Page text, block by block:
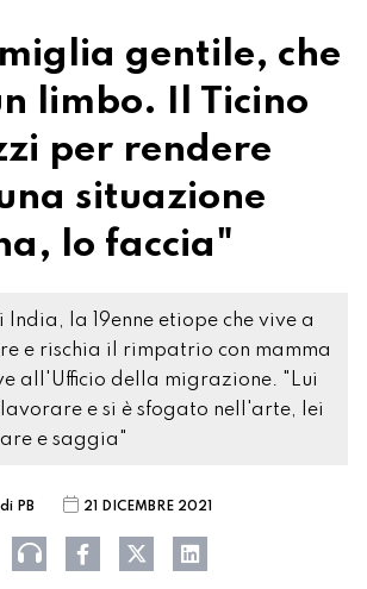
gentile, che
limbo. Il Ticino
per rendere
situazione
lo faccia"
India, la 19enne etiope che vive a
e rischia il rimpatrio con mamma
all'Ufficio della migrazione. "Lui
e si è sfogato nell'arte, lei
e saggia"
di PB 21 DICEMBRE 2021